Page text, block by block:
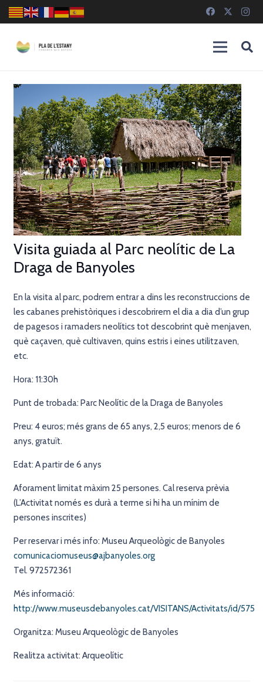
Visita guiada al Parc neolític de La
Draga de Banyoles
En la visita al parc, podrem entrar a dins les reconstruccions de
les cabanes prehistòriques i descobrirem el dia a dia d’un grup
de pagesos i ramaders neolítics tot descobrint què menjaven,
què caçaven, què cultivaven, quins estris i eines utilitzaven,
etc.
Hora: 11:30h
Punt de trobada: Parc Neolític de la Draga de Banyoles
Preu: 4 euros; més grans de 65 anys, 2,5 euros; menors de 6
anys, gratuït.
Edat: A partir de 6 anys
Aforament limitat màxim 25 persones. Cal reserva prèvia
(L’Activitat només es durà a terme si hi ha un mínim de
persones inscrites)
Per reservar i més info: Museu Arqueològic de Banyoles
comunicaciomuseus@ajbanyoles.org
Tel. 972572361
Més informació:
http://www.museusdebanyoles.cat/VISITANS/Activitats/id/575
Organitza: Museu Arqueològic de Banyoles
Realitza activitat: Arqueolític